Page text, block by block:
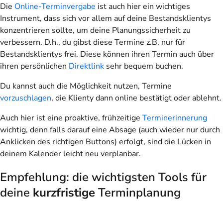
Die Online-Terminvergabe ist auch hier ein wichtiges
Instrument, dass sich vor allem auf deine Bestandsklientys
konzentrieren sollte, um deine Planungssicherheit zu
verbessern. D.h., du gibst diese Termine z.B. nur für
Bestandsklientys frei. Diese können ihren Termin auch über
ihren persönlichen Direktlink sehr bequem buchen.
Du kannst auch die Möglichkeit nutzen, Termine
vorzuschlagen, die Klienty dann online bestätigt oder ablehnt.
Auch hier ist eine proaktive, frühzeitige Terminerinnerung
wichtig, denn falls darauf eine Absage (auch wieder nur durch
Anklicken des richtigen Buttons) erfolgt, sind die Lücken in
deinem Kalender leicht neu verplanbar.
Empfehlung: die wichtigsten Tools für
deine kurzfristigeTerminplanung